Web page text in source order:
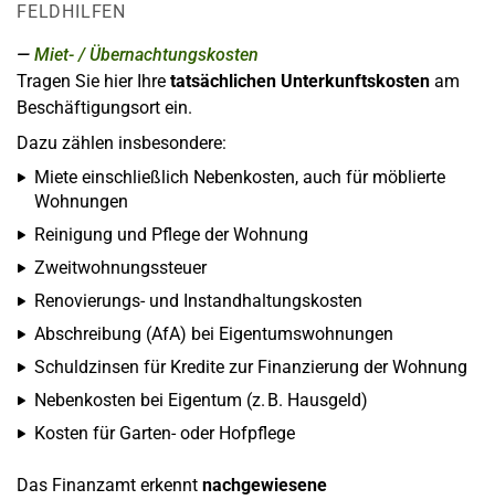
FELDHILFEN
Miet- / Übernachtungskosten
Tragen Sie hier Ihre tatsächlichen Unterkunftskosten am
Beschäftigungsort ein.
Dazu zählen insbesondere:
Miete einschließlich Nebenkosten, auch für möblierte
Wohnungen
Reinigung und Pflege der Wohnung
Zweitwohnungssteuer
Renovierungs- und Instandhaltungskosten
Abschreibung (AfA) bei Eigentumswohnungen
Schuldzinsen für Kredite zur Finanzierung der Wohnung
Nebenkosten bei Eigentum (z. B. Hausgeld)
Kosten für Garten- oder Hofpflege
Das Finanzamt erkennt nachgewiesene